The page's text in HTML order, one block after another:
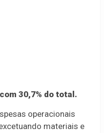
30,7% do total.
operacionais
materiais e